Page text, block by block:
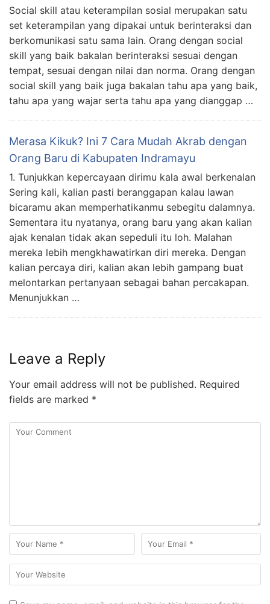
Social skill atau keterampilan sosial merupakan satu
set keterampilan yang dipakai untuk berinteraksi dan
berkomunikasi satu sama lain. Orang dengan social
skill yang baik bakalan berinteraksi sesuai dengan
tempat, sesuai dengan nilai dan norma. Orang dengan
social skill yang baik juga bakalan tahu apa yang baik,
tahu apa yang wajar serta tahu apa yang dianggap …
Merasa Kikuk? Ini 7 Cara Mudah Akrab dengan
Orang Baru di Kabupaten Indramayu
1. Tunjukkan kepercayaan dirimu kala awal berkenalan
Sering kali, kalian pasti beranggapan kalau lawan
bicaramu akan memperhatikanmu sebegitu dalamnya.
Sementara itu nyatanya, orang baru yang akan kalian
ajak kenalan tidak akan sepeduli itu loh. Malahan
mereka lebih mengkhawatirkan diri mereka. Dengan
kalian percaya diri, kalian akan lebih gampang buat
melontarkan pertanyaan sebagai bahan percakapan.
Menunjukkan …
Leave a Reply
Your email address will not be published. Required
fields are marked *